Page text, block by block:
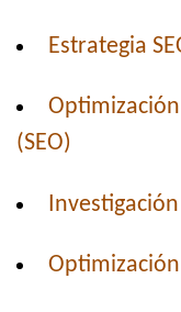
Estrategia
(SEO)